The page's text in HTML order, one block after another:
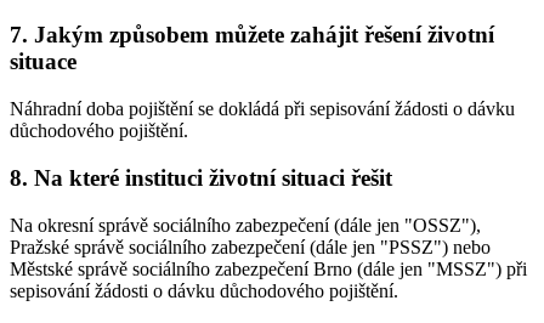
7. Jakým způsobem můžete zahájit řešení životní
situace
Náhradní doba pojištění se dokládá při sepisování žádosti o dávku
důchodového pojištění.
8. Na které instituci životní situaci řešit
Na okresní správě sociálního zabezpečení (dále jen "OSSZ"),
Pražské správě sociálního zabezpečení (dále jen "PSSZ") nebo
Městské správě sociálního zabezpečení Brno (dále jen "MSSZ") při
sepisování žádosti o dávku důchodového pojištění.